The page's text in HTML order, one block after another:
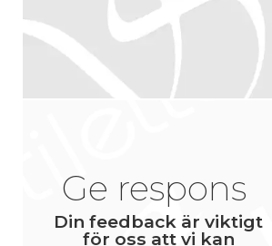
Ge respons
Din feedback är viktigt
för oss att vi kan